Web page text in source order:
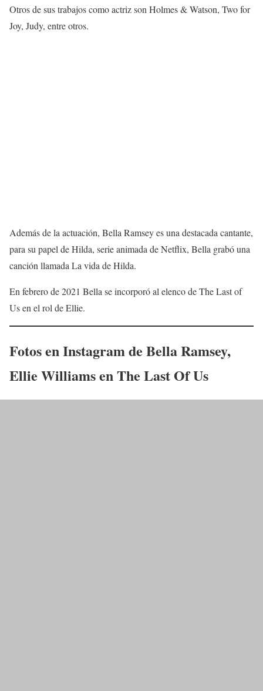
Otros de sus trabajos como actriz son Holmes & Watson, Two for
Joy, Judy, entre otros.
Además de la actuación, Bella Ramsey es una destacada cantante,
para su papel de Hilda, serie animada de Netflix, Bella grabó una
canción llamada La vida de Hilda.
En febrero de 2021 Bella se incorporó al elenco de The Last of
Us en el rol de Ellie.
Fotos en Instagram de Bella Ramsey,
Ellie WilliamsenThe Last Of Us